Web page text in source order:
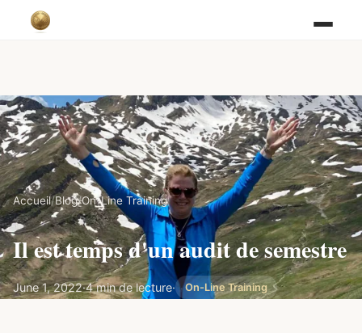
Accueil/Blog/On-Line Training
Il est temps d'un audit de semestre
June 1, 2022·4 min de lecture· On-Line Training